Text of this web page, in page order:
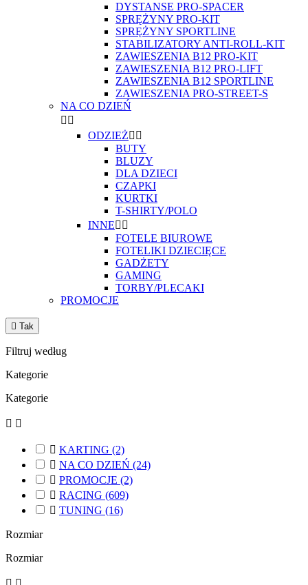
DYSTANSE PRO-SPACER
SPRĘŻYNY PRO-KIT
SPRĘŻYNY SPORTLINE
STABILIZATORY ANTI-ROLL-KIT
ZAWIESZENIA B12 PRO-KIT
ZAWIESZENIA B12 PRO-LIFT
ZAWIESZENIA B12 SPORTLINE
ZAWIESZENIA PRO-STREET-S
NA CO DZIEŃ
 
ODZIEŻ 
BUTY
BLUZY
DLA DZIECI
CZAPKI
KURTKI
T-SHIRTY/POLO
INNE 
FOTELE BIUROWE
FOTELIKI DZIECIĘCE
GADŻETY
GAMING
TORBY/PLECAKI
PROMOCJE
 Tak
Filtruj według
Kategorie
Kategorie
 
 KARTING (2)
 NA CO DZIEŃ (24)
 PROMOCJE (2)
 RACING (609)
 TUNING (16)
Rozmiar
Rozmiar